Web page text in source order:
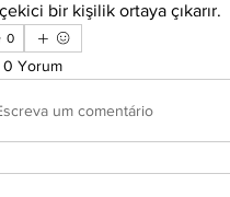
bir kişilik ortaya çıkarır.
0
0 Yorum
um comentário